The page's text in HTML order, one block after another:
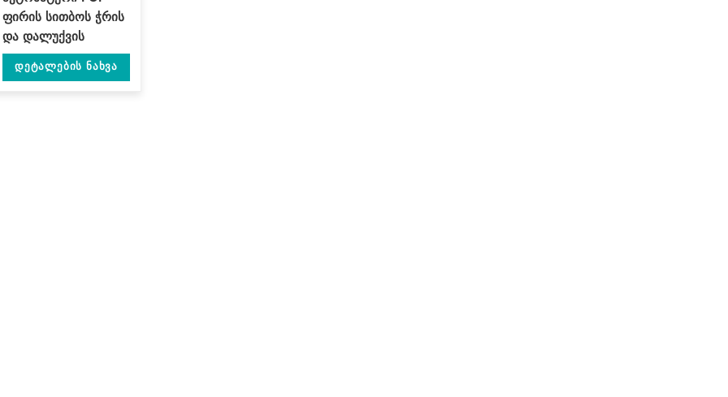
ფირის სითბოს ჭრის
და დალუქვის
მანქანა DL-450L
Დეტალების Ნახვა